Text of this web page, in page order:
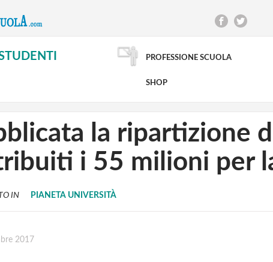
PROFESSIONE SCUOLA
SHOP
la ripartizione
i 55 milioni per
IN PIANETA UNIVERSITÀ
2017